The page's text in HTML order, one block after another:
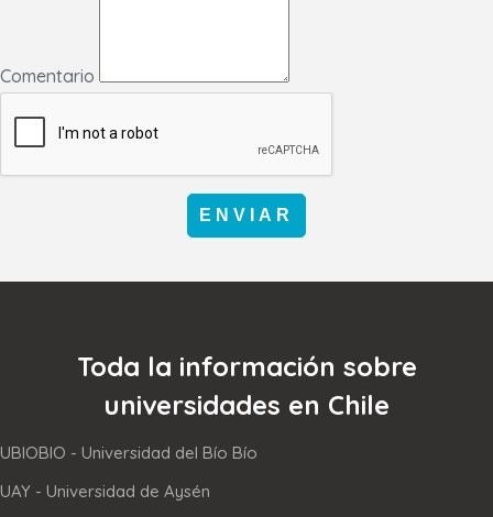
Comentario
ENVIAR
Toda la información sobre
universidades en Chile
UBIOBIO - Universidad del Bío Bío
UAY - Universidad de Aysén